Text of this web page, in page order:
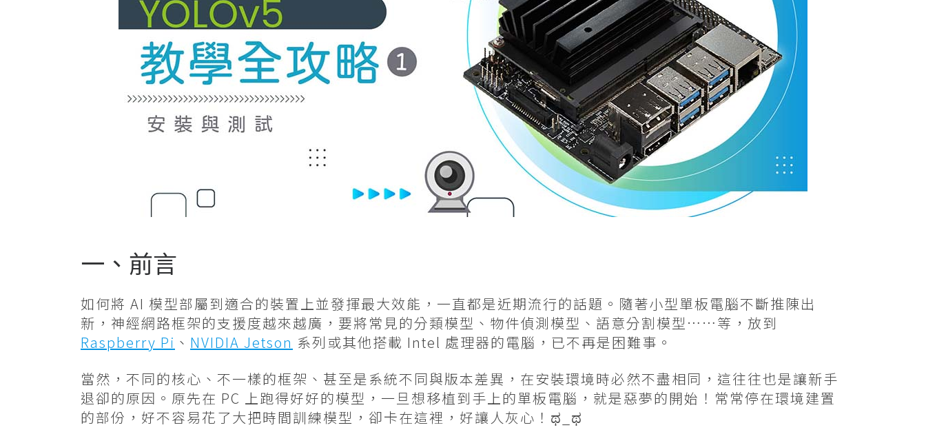
一、前言
如何將 AI 模型部屬到適合的裝置上並發揮最大效能，一直都是近期流行的話題。隨著小型單板電腦不斷推陳出
新，神經網路框架的支援度越來越廣，要將常見的分類模型、物件偵測模型、語意分割模型……等，放到
Raspberry Pi 、 NVIDIA Jetson 系列或其他搭載 Intel 處理器的電腦，已不再是困難事。
當然，不同的核心、不一樣的框架、甚至是系統不同與版本差異，在安裝環境時必然不盡相同，這往往也是讓新手
退卻的原因。原先在 PC 上跑得好好的模型，一旦想移植到手上的單板電腦，就是惡夢的開始！常常停在環境建置
的部份，好不容易花了大把時間訓練模型，卻卡在這裡，好讓人灰心！ಥ_ಥ